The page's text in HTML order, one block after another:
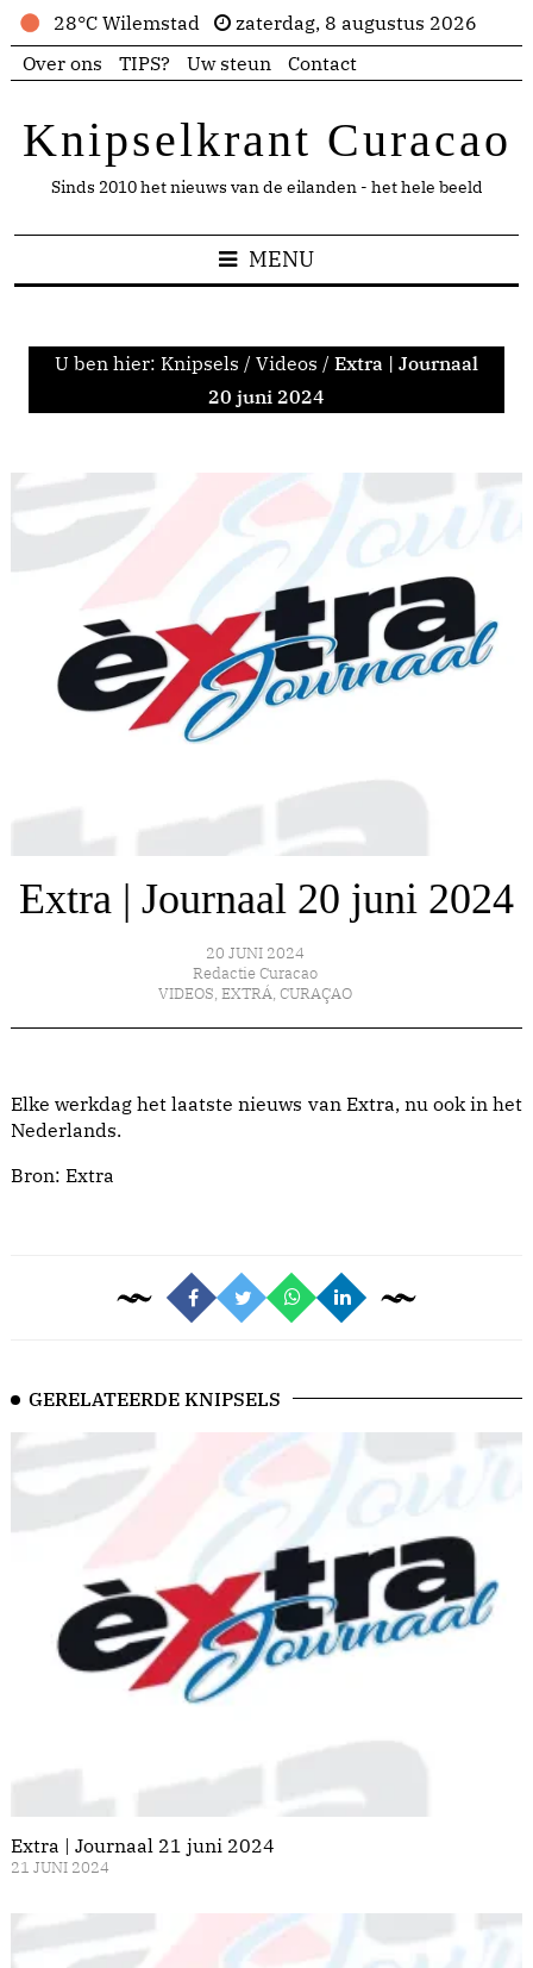
28°C Wilemstad
zaterdag, 8 augustus 2026
Over ons
TIPS? Uw steun Contact
Knipselkrant Curacao
Sinds 2010 het nieuws van de eilanden - het hele beeld
MENU
U ben hier: Knipsels / Videos / Extra | Journaal
20 juni 2024
Extra | Journaal 20 juni 2024
20 JUNI 2024
Redactie Curacao
VIDEOS, EXTRÁ, CURAÇAO
Elke werkdag het laatste nieuws van Extra, nu ook in het
Nederlands.
Bron: Extra
GERELATEERDE KNIPSELS
Extra | Journaal 21 juni 2024
21 JUNI 2024